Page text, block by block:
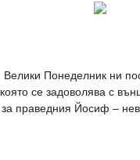
Велики Понеделник ни
която се задоволява с
за праведния Йосиф –